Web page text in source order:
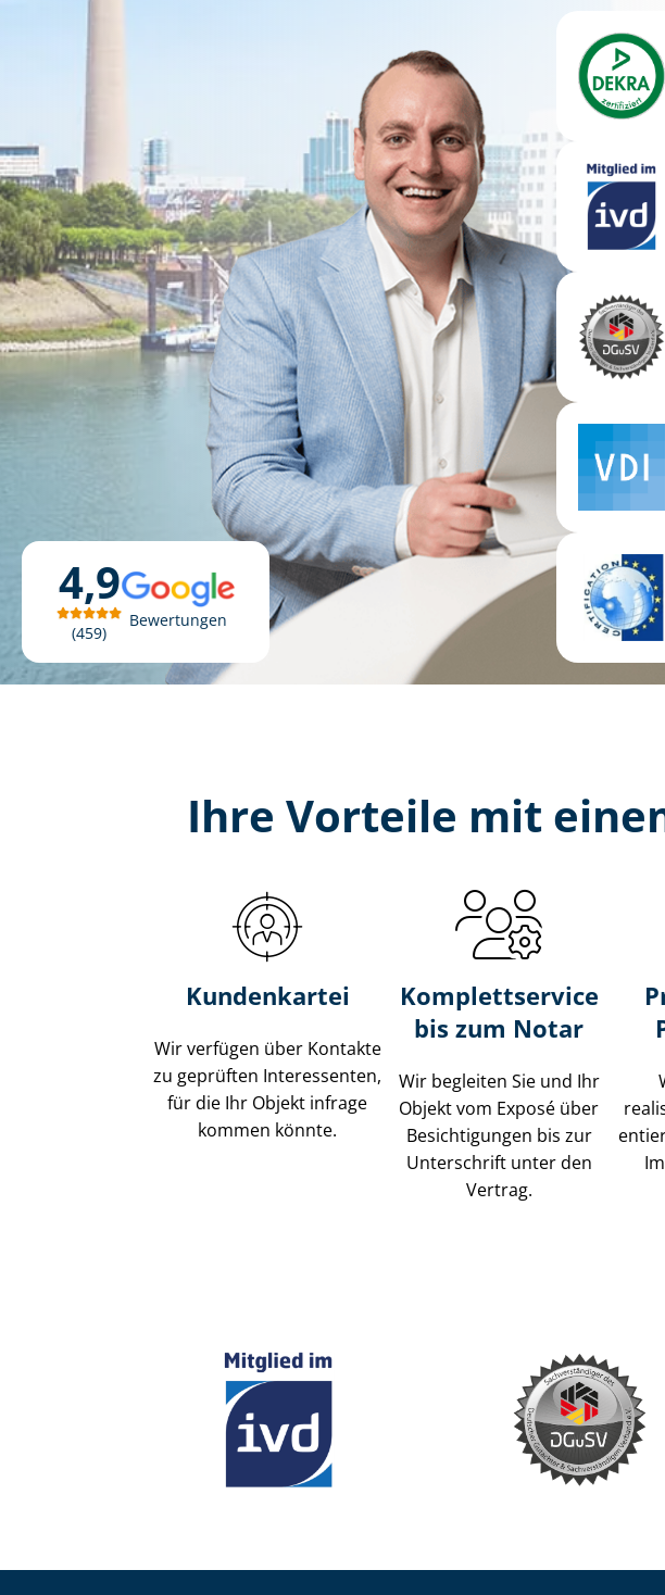
4,9
459
Bewertungen
Ihre Vorteile mit
Kundenkartei
Wir verfügen über Kontakte
zu geprüften Interessenten,
für die Ihr Objekt infrage
kommen könnte.
Komplettservice
bis zum Notar
Wir begleiten Sie und Ihr
Objekt vom Exposé über
Besichtigungen bis zur
Unterschrift unter den
Vertrag.